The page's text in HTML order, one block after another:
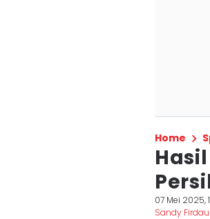
Home
07 Mei 2025,
Sandy